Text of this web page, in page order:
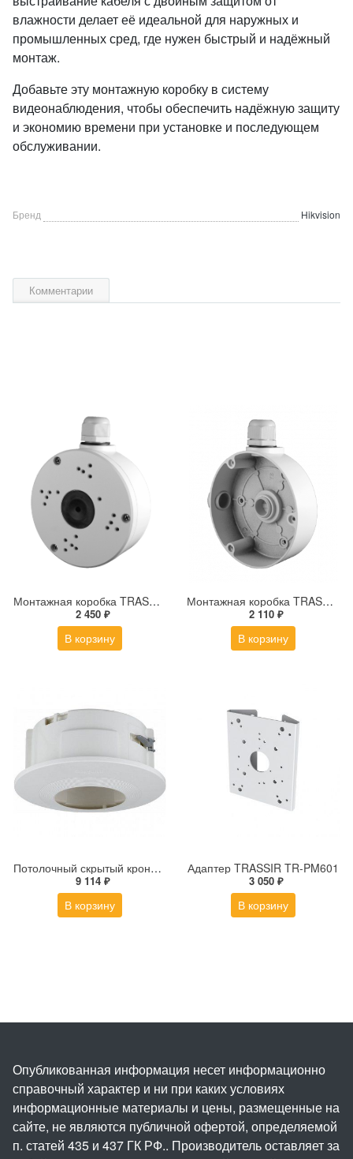
влажности делает её идеальной для наружных и
промышленных сред, где нужен быстрый и надёжный
монтаж.
Добавьте эту монтажную коробку в систему
видеонаблюдения, чтобы обеспечить надёжную защиту
и экономию времени при установке и последующем
обслуживании.
Бренд Hikvision
Комментарии
Монтажная коробка TRASSIR TR-JB306
2 450 ₽
В корзину
Монтажная коробка TRASSIR TR-JB303
2 110 ₽
В корзину
Потолочный скрытый кронштейн для купольной PTZ-камеры SHD-3000F1
9 114 ₽
В корзину
Адаптер TRASSIR TR-PM601
3 050 ₽
В корзину
Опубликованная информация несет информационно
справочный характер и ни при каких условиях
информационные материалы и цены, размещенные на
сайте, не являются публичной офертой, определяемой
п. статей 435 и 437 ГК РФ.. Производитель оставляет за